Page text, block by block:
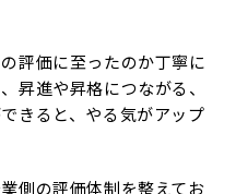
評価に至ったのか丁寧に
昇進や昇格につながる、
きると、やる気がアップ
側の評価体制を整えてお